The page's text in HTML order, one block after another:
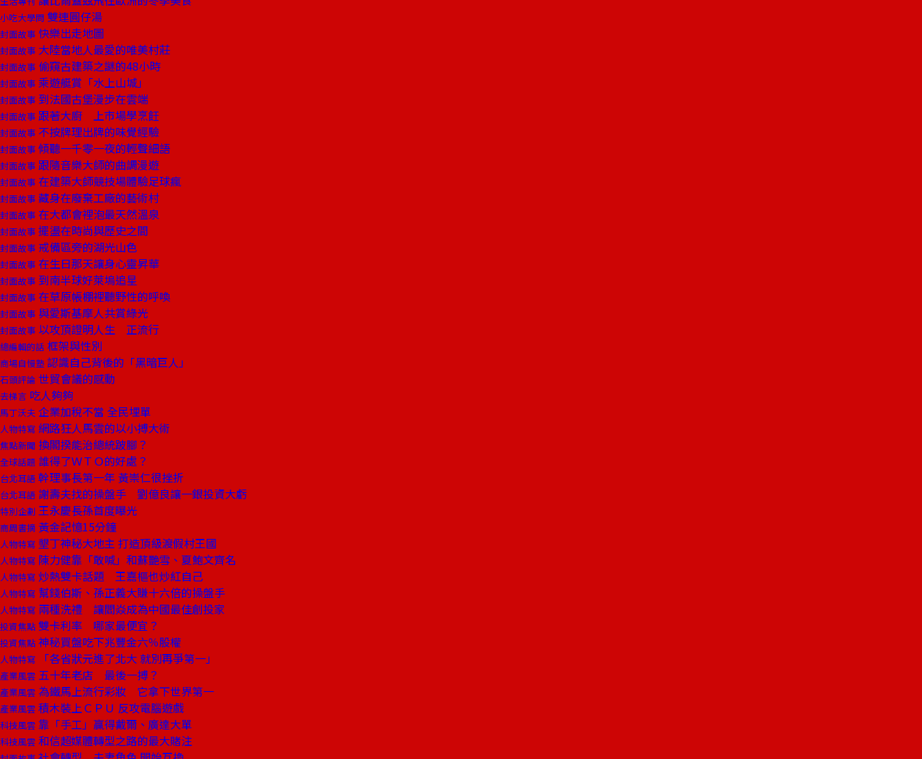
小吃大學問 雙連圓仔湯
封面故事 快樂出走地圖
封面故事 大陸當地人最愛的唯美村莊
封面故事 偷窺古建築之謎的48小時
封面故事 乘遊艇賞「水上山城」
封面故事 到法國古堡漫步在雲端
封面故事 跟著大廚 上市場學烹飪
封面故事 不按牌理出牌的味覺經驗
封面故事 傾聽一千零一夜的輕聲細語
封面故事 跟隨音樂大師的曲調漫遊
封面故事 在建築大師競技場體驗足球瘋
封面故事 藏身在廢棄工廠的藝術村
封面故事 在大都會裡泡最天然溫泉
封面故事 擺盪在時尚與歷史之間
封面故事 戒備區旁的湖光山色
封面故事 在生日那天讓身心靈昇華
封面故事 到南半球好萊塢追星
封面故事 在草原帳棚裡聽野性的呼喚
封面故事 與愛斯基摩人共賞綠光
封面故事 以攻頂證明人生 正流行
總編輯的話 框架與性別
商場自慢塾 認識自己背後的「黑暗巨人」
石頭評論 世貿會議的感動
去梯言 吃人夠夠
馬丁沃夫 企業加稅不當 全民埋單
人物特寫 網路狂人馬雲的以小搏大術
焦點新聞 換閣揆能治總統跛腳？
全球話題 誰得了ＷＴＯ的好處？
台北耳語 幹理事長第一年 黃崇仁很挫折
台北耳語 謝壽夫找的操盤手 劉億良讓一銀投資大虧
特別企劃 王永慶長孫首度曝光
商周書摘 黃金記憶15分鐘
人物特寫 墾丁神秘大地主 打造頂級渡假村王國
人物特寫 陳力健靠「敢喊」和蘇艷雪、夏鮑文齊名
人物特寫 炒熱雙卡話題 王嘉樞也炒紅自己
人物特寫 幫錢伯斯、孫正義大賺十六倍的操盤手
人物特寫 兩種洗禮 讓閻焱成為中國最佳創投家
投資焦點 雙卡利率 哪家最便宜？
投資焦點 神秘買盤吃下兆豐金六％股權
人物特寫 「各省狀元進了北大 就別再爭第一」
產業風雲 五十年老店 最後一搏？
產業風雲 為鐵馬上流行彩妝 它拿下世界第一
產業風雲 積木裝上ＣＰＵ 反攻電腦遊戲
科技風雲 靠「手工」贏得戴爾、廣達大單
科技風雲 和信超媒體轉型之路的最大賭注